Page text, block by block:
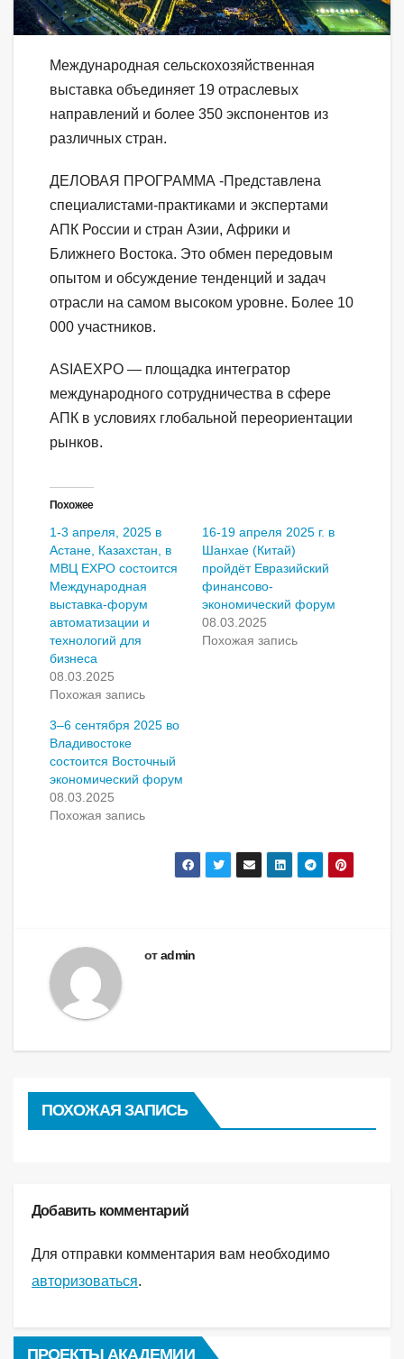
Международная сельскохозяйственная
выставка объединяет 19 отраслевых
направлений и более 350 экспонентов из
различных стран.
ДЕЛОВАЯ ПРОГРАММА -Представлена
специалистами-практиками и экспертами
АПК России и стран Азии, Африки и
Ближнего Востока. Это обмен передовым
опытом и обсуждение тенденций и задач
отрасли на самом высоком уровне. Более 10
000 участников.
ASIAEXPO — площадка интегратор
международного сотрудничества в сфере
АПК в условиях глобальной переориентации
рынков.
Похожее
1-3 апреля, 2025 в
Астане, Казахстан, в
МВЦ EXPO состоится
Международная
выставка-форум
автоматизации и
технологий для
бизнеса
08.03.2025
Похожая запись
16-19 апреля 2025 г. в
Шанхае (Китай)
пройдёт Евразийский
финансово-
экономический форум
08.03.2025
Похожая запись
3–6 сентября 2025 во
Владивостоке
состоится Восточный
экономический форум
08.03.2025
Похожая запись
отadmin
ПОХОЖАЯ ЗАПИСЬ
Добавить комментарий
Для отправки комментария вам необходимо
авторизоваться.
ПРОЕКТЫ АКАДЕМИИ